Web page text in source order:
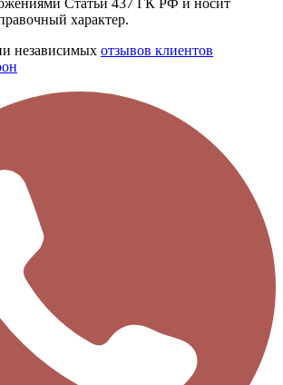
характер.
независимых отзывов клиентов